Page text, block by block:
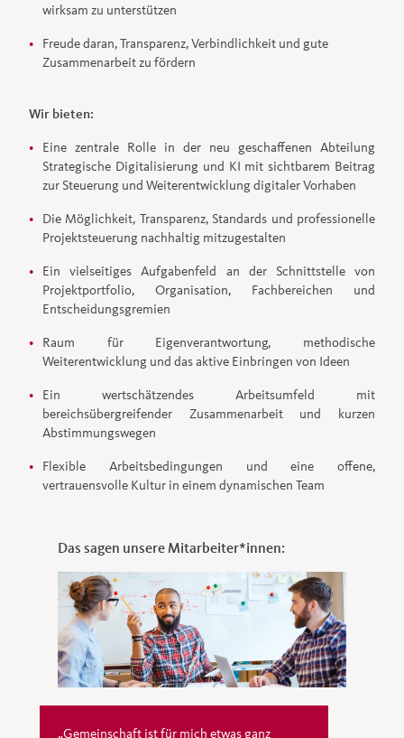
wirksam zu unterstützen
Freude daran, Transparenz, Verbindlichkeit und gute
Zusammenarbeit zu fördern
Wir bieten:
Eine zentrale Rolle in der neu geschaffenen Abteilung
Strategische Digitalisierung und KI mit sichtbarem Beitrag
zur Steuerung und Weiterentwicklung digitaler Vorhaben
Die Möglichkeit, Transparenz, Standards und professionelle
Projektsteuerung nachhaltig mitzugestalten
Ein vielseitiges Aufgabenfeld an der Schnittstelle von
Projektportfolio, Organisation, Fachbereichen und
Entscheidungsgremien
Raum für Eigenverantwortung, methodische
Weiterentwicklung und das aktive Einbringen von Ideen
Ein wertschätzendes Arbeitsumfeld mit
bereichsübergreifender Zusammenarbeit und kurzen
Abstimmungswegen
Flexible Arbeitsbedingungen und eine offene,
vertrauensvolle Kultur in einem dynamischen Team
Das sagen unsere Mitarbeiter*innen:
„Gemeinschaft ist für mich etwas ganz